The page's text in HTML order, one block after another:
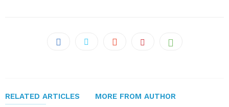
RELATED ARTICLES MORE FROM AUTHOR